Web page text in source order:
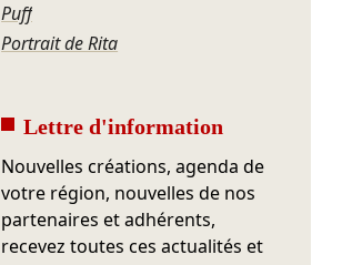
Puff
Portrait de Rita
Lettre d'information
Nouvelles créations, agenda de
votre région, nouvelles de nos
partenaires et adhérents,
recevez toutes ces actualités et